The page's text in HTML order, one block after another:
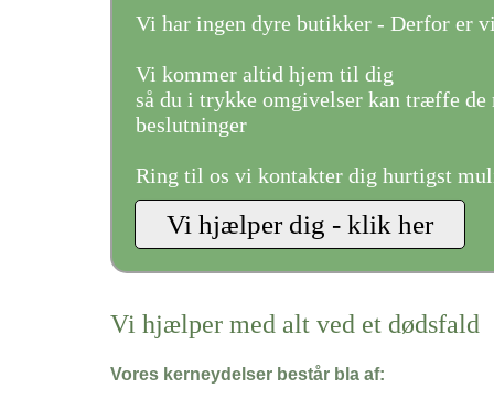
Vi har ingen dyre butikker - Derfor er
Vi kommer altid hjem til dig
så du i trykke omgivelser kan træffe de
beslutninger
Ring til os vi kontakter dig hurtigst
Vi hjælper med alt ved et dødsfald
Vores kerneydelser består bla af: